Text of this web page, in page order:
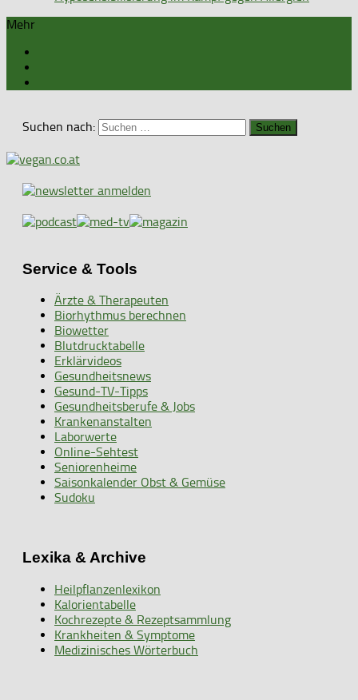
Mehr
Suchen nach:
Service & Tools
Ärzte & Therapeuten
Biorhythmus berechnen
Biowetter
Blutdrucktabelle
Erklärvideos
Gesundheitsnews
Gesund-TV-Tipps
Gesundheitsberufe & Jobs
Krankenanstalten
Laborwerte
Online-Sehtest
Seniorenheime
Saisonkalender Obst & Gemüse
Sudoku
Lexika & Archive
Heilpflanzenlexikon
Kalorientabelle
Kochrezepte & Rezeptsammlung
Krankheiten & Symptome
Medizinisches Wörterbuch